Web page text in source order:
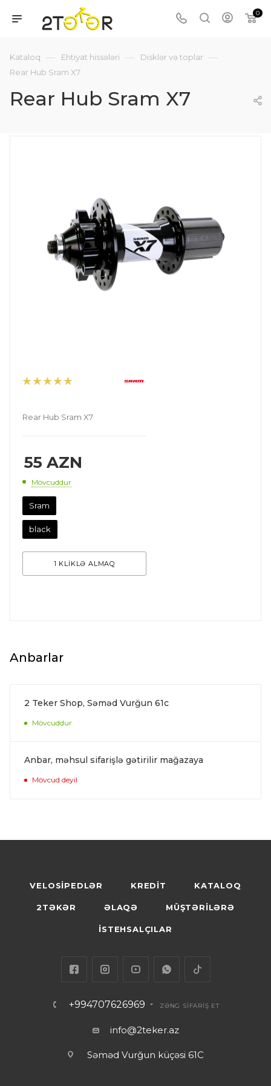
0
Kataloq — Ehtiyat hissələri — Disklər və toplar —
Rear Hub Sram X7
Rear Hub Sram X7
Rear Hub Sram X7
55 AZN
Mövcuddur
Sram
black
1 KLİKLƏ ALMAQ
Anbarlar
2 Teker Shop, Səməd Vurğun 61c
Mövcuddur
Anbar, məhsul sifarişlə gətirilir mağazaya
Mövcud deyil
VELOSİPEDLƏR KREDİT KATALOQ
2TƏKƏR ƏLAQƏ MÜŞTƏRİLƏRƏ
İSTEHSALÇILAR
+994707626969 ZƏNG SİFARİŞ ET
info@2teker.az
Səməd Vurğun küçəsi 61C